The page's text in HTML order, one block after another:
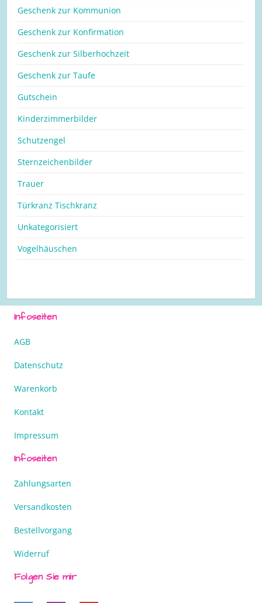
Geschenk zur Kommunion
Geschenk zur Konfirmation
Geschenk zur Silberhochzeit
Geschenk zur Taufe
Gutschein
Kinderzimmerbilder
Schutzengel
Sternzeichenbilder
Trauer
Türkranz Tischkranz
Unkategorisiert
Vogelhäuschen
Infoseiten
AGB
Datenschutz
Warenkorb
Kontakt
Impressum
Infoseiten
Zahlungsarten
Versandkosten
Bestellvorgang
Widerruf
Folgen Sie mir